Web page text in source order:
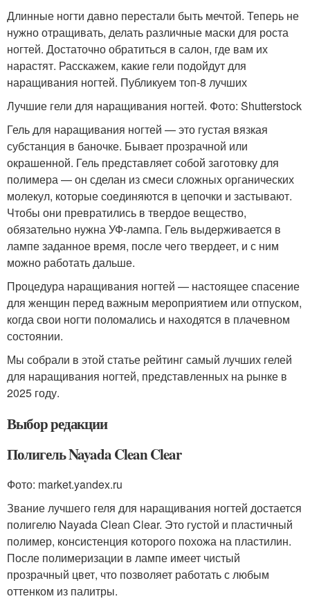
Длинные ногти давно перестали быть мечтой. Теперь не
нужно отращивать, делать различные маски для роста
ногтей. Достаточно обратиться в салон, где вам их
нарастят. Расскажем, какие гели подойдут для
наращивания ногтей. Публикуем топ-8 лучших
Лучшие гели для наращивания ногтей. Фото: Shutterstock
Гель для наращивания ногтей — это густая вязкая
субстанция в баночке. Бывает прозрачной или
окрашенной. Гель представляет собой заготовку для
полимера — он сделан из смеси сложных органических
молекул, которые соединяются в цепочки и застывают.
Чтобы они превратились в твердое вещество,
обязательно нужна УФ-лампа. Гель выдерживается в
лампе заданное время, после чего твердеет, и с ним
можно работать дальше.
Процедура наращивания ногтей — настоящее спасение
для женщин перед важным мероприятием или отпуском,
когда свои ногти поломались и находятся в плачевном
состоянии.
Мы собрали в этой статье рейтинг самый лучших гелей
для наращивания ногтей, представленных на рынке в
2025 году.
Выбор редакции
Полигель Nayada Clean Clear
Фото: market.yandex.ru
Звание лучшего геля для наращивания ногтей достается
полигелю Nayada Clean Clear. Это густой и пластичный
полимер, консистенция которого похожа на пластилин.
После полимеризации в лампе имеет чистый
прозрачный цвет, что позволяет работать с любым
оттенком из палитры.